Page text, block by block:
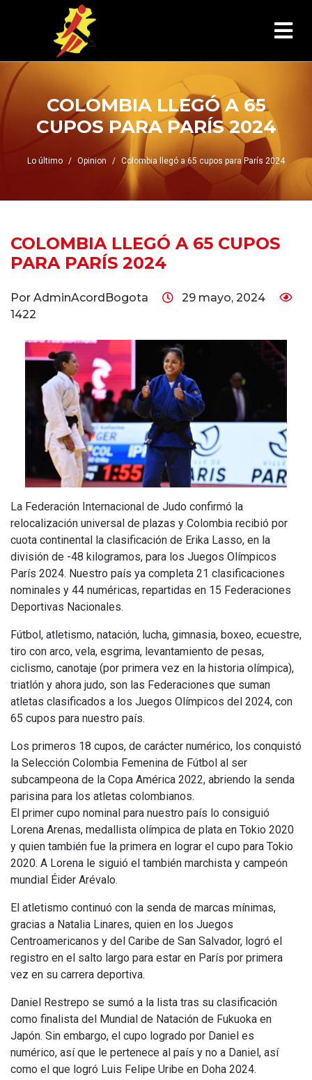
COLOMBIA LLEGÓ A 65
CUPOS PARA PARÍS 2024
Lo último Opinion Colombia llegó a 65 cupos para París 2024
COLOMBIA LLEGÓ A 65 CUPOS
PARA PARÍS 2024
Por AdminAcordBogota
29 mayo, 2024
1422
La Federación Internacional de Judo confirmó la
relocalización universal de plazas y Colombia recibió por
cuota continental la clasificación de Erika Lasso, en la
división de -48 kilogramos, para los Juegos Olímpicos
París 2024. Nuestro país ya completa 21 clasificaciones
nominales y 44 numéricas, repartidas en 15 Federaciones
Deportivas Nacionales.
Fútbol, atletismo, natación, lucha, gimnasia, boxeo, ecuestre,
tiro con arco, vela, esgrima, levantamiento de pesas,
ciclismo, canotaje (por primera vez en la historia olímpica),
triatlón y ahora judo, son las Federaciones que suman
atletas clasificados a los Juegos Olímpicos del 2024, con
65 cupos para nuestro país.
Los primeros 18 cupos, de carácter numérico, los conquistó
la Selección Colombia Femenina de Fútbol al ser
subcampeona de la Copa América 2022, abriendo la senda
parisina para los atletas colombianos.
El primer cupo nominal para nuestro país lo consiguió
Lorena Arenas, medallista olímpica de plata en Tokio 2020
y quien también fue la primera en lograr el cupo para Tokio
2020. A Lorena le siguió el también marchista y campeón
mundial Éider Arévalo.
El atletismo continuó con la senda de marcas mínimas,
gracias a Natalia Linares, quien en los Juegos
Centroamericanos y del Caribe de San Salvador, logró el
registro en el salto largo para estar en París por primera
vez en su carrera deportiva.
Daniel Restrepo se sumó a la lista tras su clasificación
como finalista del Mundial de Natación de Fukuoka en
Japón. Sin embargo, el cupo logrado por Daniel es
numérico, así que le pertenece al país y no a Daniel, así
como el que logró Luis Felipe Uribe en Doha 2024.